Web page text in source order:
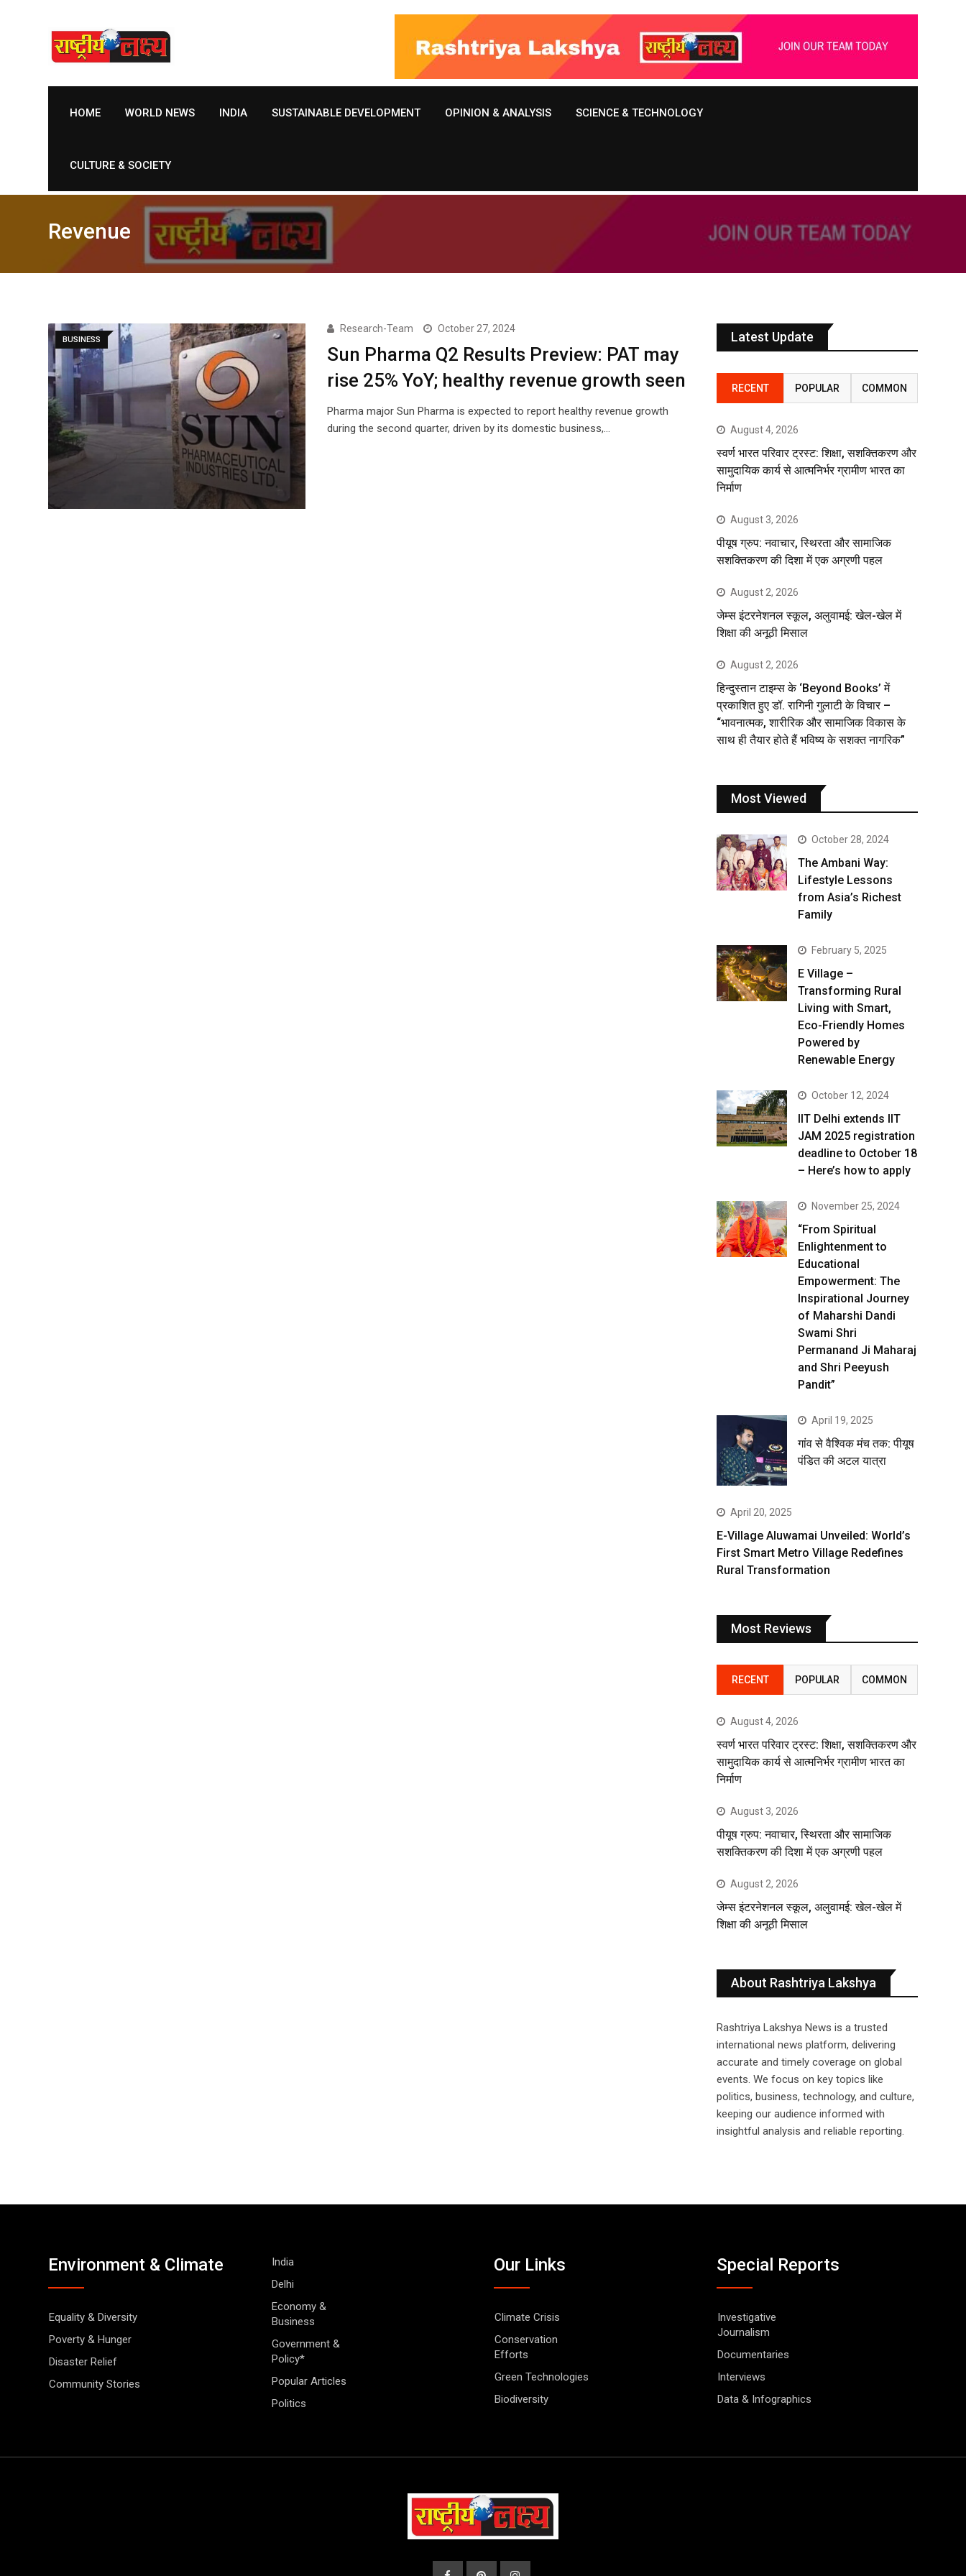
HOME WORLD NEWS INDIA SUSTAINABLE DEVELOPMENT OPINION & ANALYSIS SCIENCE & TECHNOLOGY
CULTURE & SOCIETY
Revenue
BUSINESS
Research-Team October 27, 2024
Sun Pharma Q2 Results Preview: PAT may
rise 25% YoY; healthy revenue growth seen
Pharma major Sun Pharma is expected to report healthy revenue growth
during the second quarter, driven by its domestic business,…
Latest Update
RECENT POPULAR COMMON
August 4, 2026
स्वर्ण भारत परिवार ट्रस्ट: शिक्षा, सशक्तिकरण और
सामुदायिक कार्य से आत्मनिर्भर ग्रामीण भारत का
निर्माण
August 3, 2026
पीयूष ग्रुप: नवाचार, स्थिरता और सामाजिक
सशक्तिकरण की दिशा में एक अग्रणी पहल
August 2, 2026
जेम्स इंटरनेशनल स्कूल, अलुवामई: खेल-खेल में
शिक्षा की अनूठी मिसाल
August 2, 2026
हिन्दुस्तान टाइम्स के ‘Beyond Books’ में
प्रकाशित हुए डॉ. रागिनी गुलाटी के विचार –
“भावनात्मक, शारीरिक और सामाजिक विकास के
साथ ही तैयार होते हैं भविष्य के सशक्त नागरिक”
Most Viewed
October 28, 2024
The Ambani Way:
Lifestyle Lessons
from Asia’s Richest
Family
February 5, 2025
E Village –
Transforming Rural
Living with Smart,
Eco-Friendly Homes
Powered by
Renewable Energy
October 12, 2024
IIT Delhi extends IIT
JAM 2025 registration
deadline to October 18
– Here’s how to apply
November 25, 2024
“From Spiritual
Enlightenment to
Educational
Empowerment: The
Inspirational Journey
of Maharshi Dandi
Swami Shri
Permanand Ji Maharaj
and Shri Peeyush
Pandit”
April 19, 2025
गांव से वैश्विक मंच तक: पीयूष
पंडित की अटल यात्रा
April 20, 2025
E-Village Aluwamai Unveiled: World’s
First Smart Metro Village Redefines
Rural Transformation
Most Reviews
RECENT POPULAR COMMON
August 4, 2026
स्वर्ण भारत परिवार ट्रस्ट: शिक्षा, सशक्तिकरण और
सामुदायिक कार्य से आत्मनिर्भर ग्रामीण भारत का
निर्माण
August 3, 2026
पीयूष ग्रुप: नवाचार, स्थिरता और सामाजिक
सशक्तिकरण की दिशा में एक अग्रणी पहल
August 2, 2026
जेम्स इंटरनेशनल स्कूल, अलुवामई: खेल-खेल में
शिक्षा की अनूठी मिसाल
About Rashtriya Lakshya
Rashtriya Lakshya News is a trusted
international news platform, delivering
accurate and timely coverage on global
events. We focus on key topics like
politics, business, technology, and culture,
keeping our audience informed with
insightful analysis and reliable reporting.
Environment & Climate
Equality & Diversity
Poverty & Hunger
Disaster Relief
Community Stories
India
Delhi
Economy &
Business
Government &
Policy*
Popular Articles
Politics
Our Links
Climate Crisis
Conservation
Efforts
Green Technologies
Biodiversity
Special Reports
Investigative
Journalism
Documentaries
Interviews
Data & Infographics